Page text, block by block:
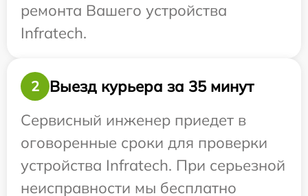
ремонта Вашего устройства
Infratech.
2
Выезд курьера за 35 минут
Сервисный инженер приедет в
оговоренные сроки для проверки
устройства Infratech. При серьезной
неисправности мы бесплатно